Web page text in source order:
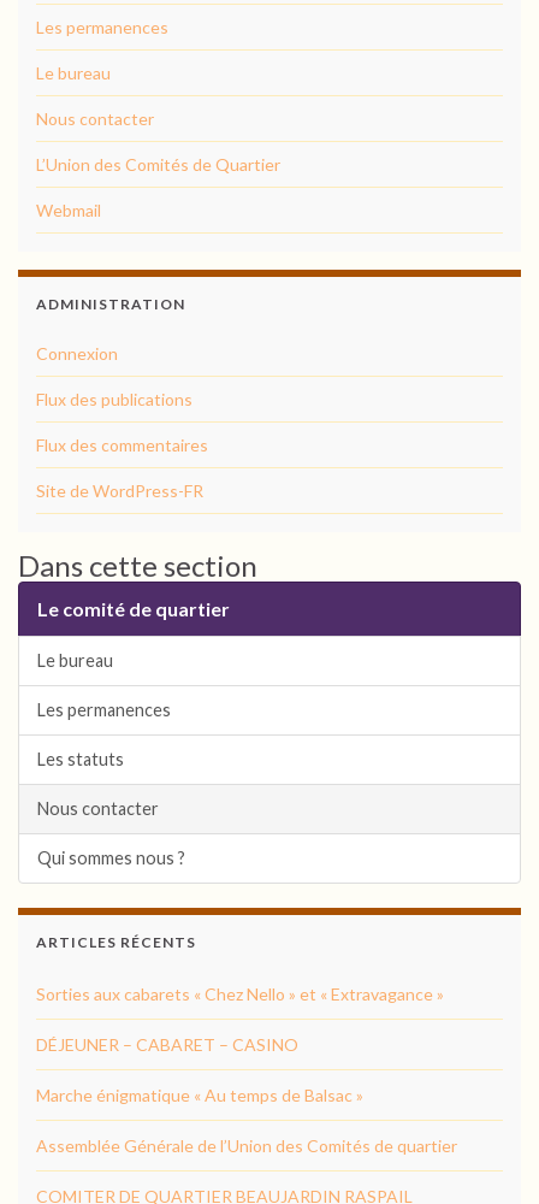
Les permanences
Le bureau
Nous contacter
L’Union des Comités de Quartier
Webmail
ADMINISTRATION
Connexion
Flux des publications
Flux des commentaires
Site de WordPress-FR
Dans cette section
Le comité de quartier
Le bureau
Les permanences
Les statuts
Nous contacter
Qui sommes nous ?
ARTICLES RÉCENTS
Sorties aux cabarets « Chez Nello » et « Extravagance »
DÉJEUNER – CABARET – CASINO
Marche énigmatique « Au temps de Balsac »
Assemblée Générale de l’Union des Comités de quartier
COMITER DE QUARTIER BEAUJARDIN RASPAIL